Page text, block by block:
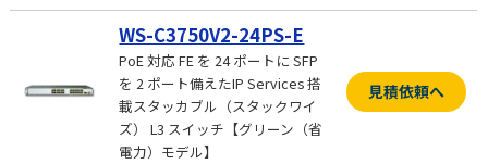
WS-C3750V2-24PS-E
PoE 対応 FE を 24 ポートに SFP
を 2 ポート備えたIP Services 搭
載スタッカブル（スタックワイ
ズ） L3 スイッチ【グリーン（省
電力）モデル】
見積依頼へ